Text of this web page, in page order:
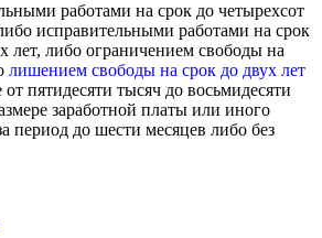
работами на срок до четырехсот
исправительными работами на срок
лет, либо ограничением свободы на
лишением свободы на срок до двух лет
пятидесяти тысяч до восьмидесяти
заработной платы или иного
период до шести месяцев либо без